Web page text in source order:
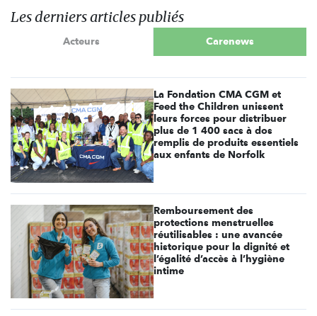
Les derniers articles publiés
Acteurs Carenews
La Fondation CMA CGM et
Feed the Children unissent
leurs forces pour distribuer
plus de 1 400 sacs à dos
remplis de produits essentiels
aux enfants de Norfolk
Remboursement des
protections menstruelles
réutilisables : une avancée
historique pour la dignité et
l’égalité d’accès à l’hygiène
intime